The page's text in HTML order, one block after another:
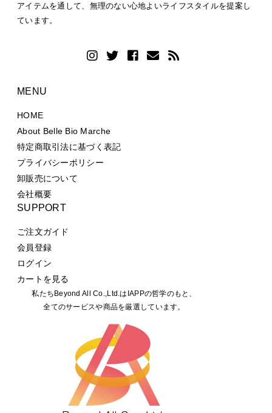
アイテムを通して、無理のない心地よいライフスタイルを提案し
ています。
MENU
HOME
About Belle Bio Marche
特定商取引法に基づく表記
プライバシーポリシー
卸販売について
会社概要
SUPPORT
ご注文ガイド
会員登録
ログイン
カートを見る
私たちBeyond All Co.,Ltd.はIAPPの哲学のもと、
全てのサービスや商品を厳選しています。